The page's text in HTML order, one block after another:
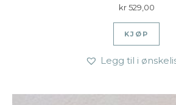
kr529,00
KJØP
Legg til i